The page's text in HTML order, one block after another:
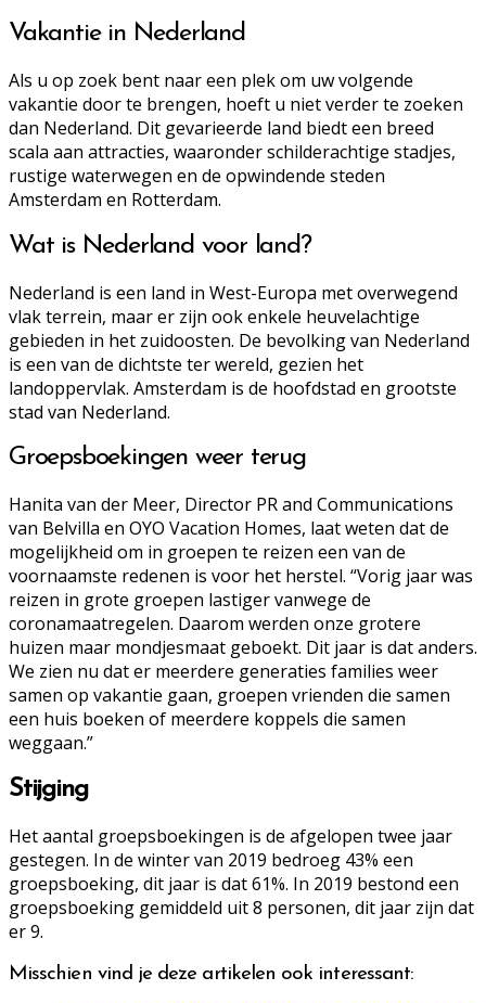
Vakantie in Nederland
Als u op zoek bent naar een plek om uw volgende
vakantie door te brengen, hoeft u niet verder te zoeken
dan Nederland. Dit gevarieerde land biedt een breed
scala aan attracties, waaronder schilderachtige stadjes,
rustige waterwegen en de opwindende steden
Amsterdam en Rotterdam.
Wat is Nederland voor land?
Nederland is een land in West-Europa met overwegend
vlak terrein, maar er zijn ook enkele heuvelachtige
gebieden in het zuidoosten. De bevolking van Nederland
is een van de dichtste ter wereld, gezien het
landoppervlak. Amsterdam is de hoofdstad en grootste
stad van Nederland.
Groepsboekingen weer terug
Hanita van der Meer, Director PR and Communications
van Belvilla en OYO Vacation Homes, laat weten dat de
mogelijkheid om in groepen te reizen een van de
voornaamste redenen is voor het herstel. “Vorig jaar was
reizen in grote groepen lastiger vanwege de
coronamaatregelen. Daarom werden onze grotere
huizen maar mondjesmaat geboekt. Dit jaar is dat anders.
We zien nu dat er meerdere generaties families weer
samen op vakantie gaan, groepen vrienden die samen
een huis boeken of meerdere koppels die samen
weggaan.”
Stijging
Het aantal groepsboekingen is de afgelopen twee jaar
gestegen. In de winter van 2019 bedroeg 43% een
groepsboeking, dit jaar is dat 61%. In 2019 bestond een
groepsboeking gemiddeld uit 8 personen, dit jaar zijn dat
er 9.
Misschien vind je deze artikelen ook interessant: